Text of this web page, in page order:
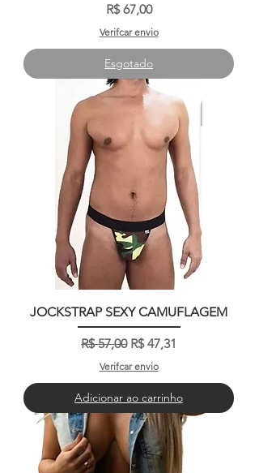
Preço
R$ 67,00
Verifcar envio
Esgotado
JOCKSTRAP SEXY CAMUFLAGEM
Preço normal
R$ 57,00 Preço promocional
R$ 47,31
Verifcar envio
Adicionar ao carrinho